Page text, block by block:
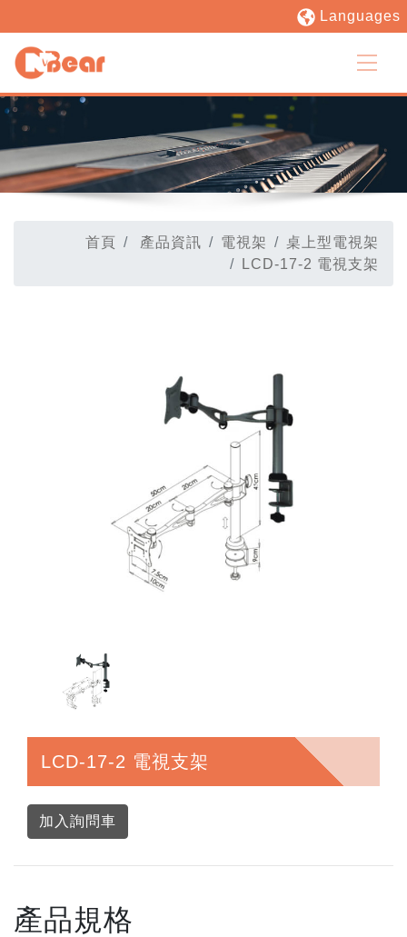
Languages
首頁 產品資訊 電視架
桌上型電視架
LCD-17-2 電視支架
LCD-17-2 電視支架
加入詢問車
產品規格